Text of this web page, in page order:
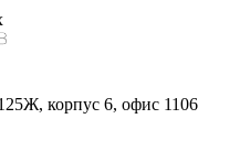
корпус 6, офис 1106